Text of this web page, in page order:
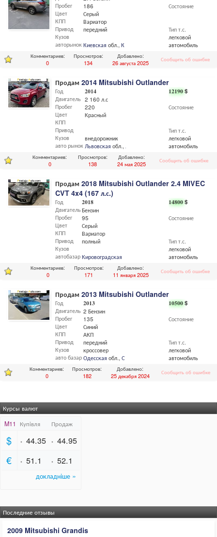
Состояние
Тип т.с.
легковой
автомобиль
Пробег
Цвет
КПП
Привод
Кузов
авторынок
186
Серый
Вариатор
передний
Киевская обл.,Киев
Комментариев:
0
Просмотров:
134
Добавлено:
26 августа 2025
Сообщить об ошибке
Продам 2014 Mitsubishi Outlander
12190$
Состояние
Тип т.с.
легковой
автомобиль
Год
Двигатель
Пробег
Цвет
КПП
Привод
Кузов
авто рынок
2014
2 160 л.с
220
Красный
внедорожник
Львовская обл.,Львов
Комментариев:
0
Просмотров:
138
Добавлено:
24 мая 2025
Сообщить об ошибке
Продам 2018 Mitsubishi Outlander 2.4 MIVEC
CVT 4x4 (167 л.с.)
14800$
Состояние
Тип т.с.
легковой
автомобиль
Год
Двигатель
Пробег
Цвет
КПП
Привод
Кузов
автобазар
2018
Бензин
95
Серый
Вариатор
полный
Кировоградская
Комментариев:
0
Просмотров:
171
Добавлено:
11 января 2025
Сообщить об ошибке
Продам 2013 Mitsubishi Outlander
10500$
Состояние
Тип т.с.
легковой
автомобиль
Год
Двигатель
Пробег
Цвет
КПП
Привод
Кузов
авто базар
2013
2 Бензин
135
Синий
АКП
передний
кроссовер
Одесская обл.,Одесса
Комментариев:
0
Просмотров:
182
Добавлено:
25 декабря 2024
Сообщить об ошибке
Курсы валют
Последние отзывы
2009 Mitsubishi Grandis